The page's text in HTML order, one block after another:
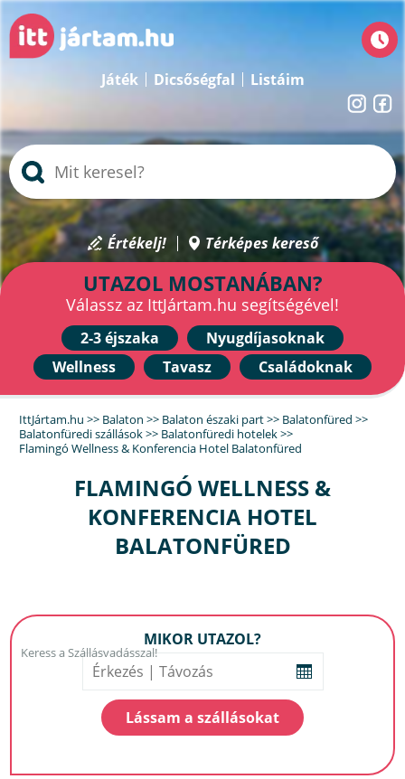
Játék Dicsőségfal Listáim
Értékelj! Térképes kereső
UTAZOL MOSTANÁBAN?
Válassz az IttJártam.hu segítségével!
2-3 éjszaka
Nyugdíjasoknak
Wellness
Tavasz Családoknak
IttJártam.hu >> Balaton >> Balaton északi part>> Balatonfüred >>
Balatonfüredi szállások>> Balatonfüredi hotelek>>
Flamingó Wellness & Konferencia Hotel Balatonfüred
FLAMINGÓ WELLNESS &
KONFERENCIA HOTEL
BALATONFÜRED
MIKOR UTAZOL?